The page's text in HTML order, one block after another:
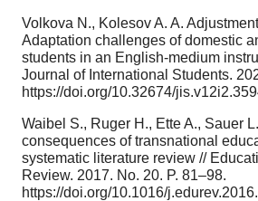
Volkova N., Kolesov A. A.
Adaptation challenges of domestic
students in an English-medium
Journal of International Students.
https://doi.org/10.32674/
Waibel S., Ruger H., Ette A., Sauer
consequences of transnational
systematic literature review //
Review. 2017. No. 20. P. 81–98.
https://doi.org/10.1016/